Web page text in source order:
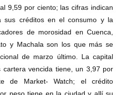
9,59 por ciento; las cifras indican
sus créditos en el consumo y la
de morosidad en Cuenca,
y Machala son los que más se
de marzo último. La capital
vencida tiene, un 3,97 por
de Market- Watch; el crédito